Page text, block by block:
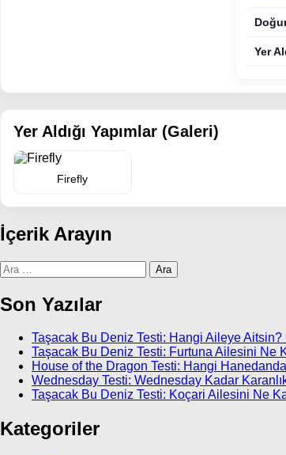
Yer
Yer Aldığı Yapımlar (Galeri)
Firefly
İçerik Arayın
Arama:
Son Yazılar
Taşacak Bu Deniz Testi: Hangi Aileye Aitsin?
Taşacak Bu Deniz Testi: Furtuna Ailesini Ne
House of the Dragon Testi: Hangi
Wednesday Testi: Wednesday Kadar
Taşacak Bu Deniz Testi: Koçari Ailesini Ne
Kategoriler